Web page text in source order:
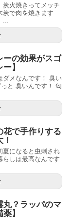
炭火焼きってメッチ
炭で肉を焼きます
...
ーの効果がスゴ
】
ダメなんです！ 臭い
と 臭いんです！ 匂
花で手作りする
夏になると虫刺され
らしは最高なんです
丸？ラッパのマ
】